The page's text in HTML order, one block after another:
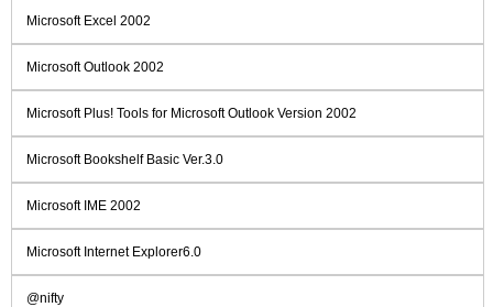
Microsoft Excel 2002
Microsoft Outlook 2002
Microsoft Plus! Tools for Microsoft Outlook Version 2002
Microsoft Bookshelf Basic Ver.3.0
Microsoft IME 2002
Microsoft Internet Explorer6.0
@nifty